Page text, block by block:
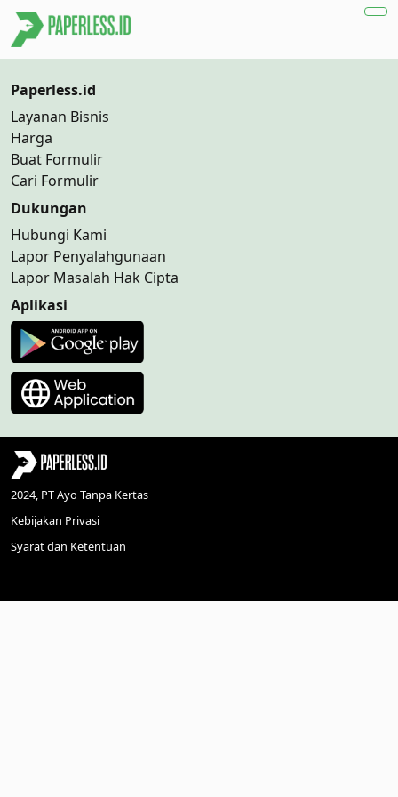
Paperless.id
Layanan Bisnis
Harga
Buat Formulir
Cari Formulir
Dukungan
Hubungi Kami
Lapor Penyalahgunaan
Lapor Masalah Hak Cipta
Aplikasi
2024, PT Ayo Tanpa Kertas
Kebijakan Privasi
Syarat dan Ketentuan